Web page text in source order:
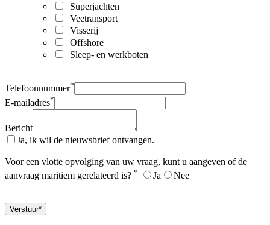
Superjachten
Veetransport
Visserij
Offshore
Sleep- en werkboten
Telefoonnummer*
E-mailadres*
Bericht
Ja, ik wil de nieuwsbrief ontvangen.
Voor een vlotte opvolging van uw vraag, kunt u aangeven of de
aanvraag maritiem gerelateerd is? * Ja Nee